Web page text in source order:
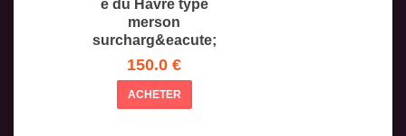
e du Havre type
merson
surcharg&eacute;
a
150.0 €
ACHETER